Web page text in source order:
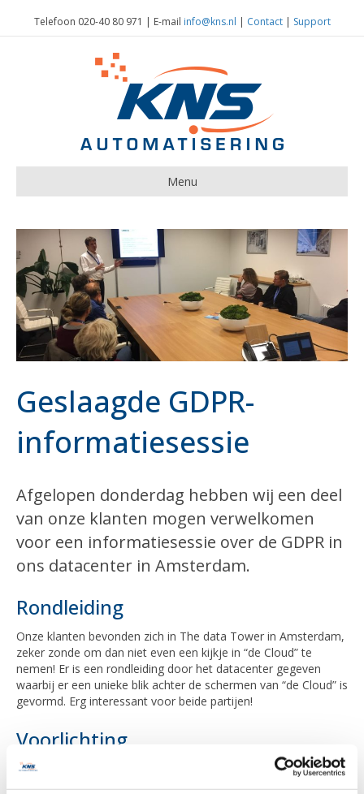
Telefoon 020-40 80 971 | E-mail info@kns.nl | Contact| Support
Menu
Geslaagde GDPR-
informatiesessie
Afgelopen donderdag hebben wij een deel
van onze klanten mogen verwelkomen
voor een informatiesessie over de GDPR in
ons datacenter in Amsterdam.
Rondleiding
Onze klanten bevonden zich in The data Tower in Amsterdam,
zeker zonde om dan niet even een kijkje in “de Cloud” te
nemen! Er is een rondleiding door het datacenter gegeven
waarbij er een unieke blik achter de schermen van “de Cloud” is
gevormd. Erg interessant voor beide partijen!
Voorlichting
Tijdens dit event heeft Managing Director Stijn Sarneel